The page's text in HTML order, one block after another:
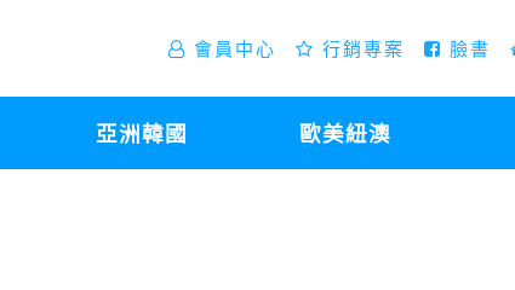
會員中心 行銷專案 臉書
亞洲韓國 歐美紐澳